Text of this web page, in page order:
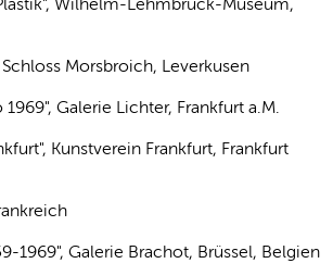
Morsbroich, Leverkusen
Galerie Lichter, Frankfurt a.M.
Kunstverein Frankfurt, Frankfurt
1969", Galerie Brachot, Brüssel, Belgien